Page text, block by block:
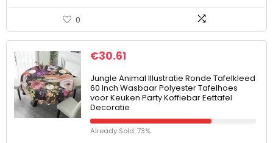
0
€30.61
Jungle Animal Illustratie Ronde Tafelkleed
60 Inch Wasbaar Polyester Tafelhoes
voor Keuken Party Koffiebar Eettafel
Decoratie
Already Sold: 73%